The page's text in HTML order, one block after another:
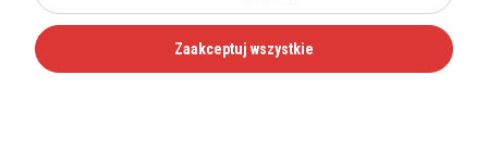
Kategorie
Zaakceptuj wszystkie